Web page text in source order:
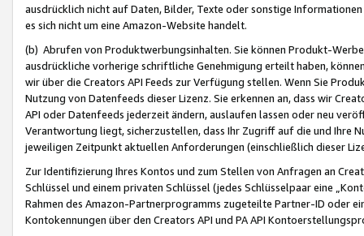
ausdrücklich nicht auf Daten, Bilder, Texte oder sonstige
es sich nicht um eine Amazon-Website handelt.
(b) Abrufen von Produktwerbungsinhalten. Sie können Produkt-
ausdrückliche vorherige schriftliche Genehmigung erteilt haben,
wir über die Creators API Feeds zur Verfügung stellen. Wenn Sie
Nutzung von Datenfeeds dieser Lizenz. Sie erkennen an, dass wir
API oder Datenfeeds jederzeit ändern, auslaufen lassen oder neu
Verantwortung liegt, sicherzustellen, dass Ihr Zugriff auf die und Ihre
jeweiligen Zeitpunkt aktuellen Anforderungen (einschließlich dieser
Zur Identifizierung Ihres Kontos und zum Stellen von Anfragen an
Schlüssel und einem privaten Schlüssel (jedes Schlüsselpaar eine
Rahmen des Amazon-Partnerprogramms zugeteilte Partner-ID oder
Kontokennungen über den Creators API und PA API